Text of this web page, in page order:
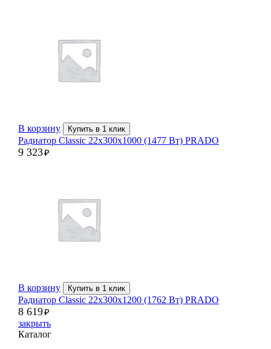
В корзину Купить в 1 клик
Радиатор Classic 22х300х1000 (1477 Вт) PRADO
9 323₽
В корзину Купить в 1 клик
Радиатор Classic 22х300х1200 (1762 Вт) PRADO
8 619₽
закрыть
Каталог